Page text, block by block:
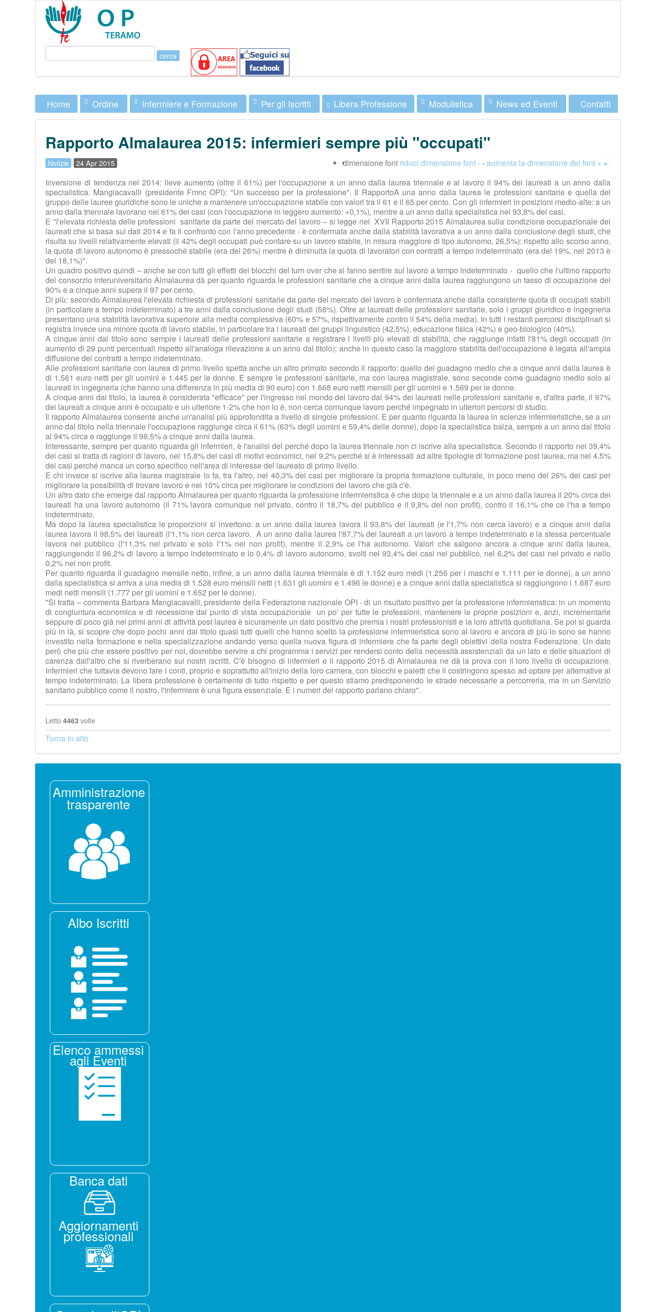
Home Ordine Infermiere e Formazione Per gli Iscritti Libera Professione Modulistica News ed Eventi Contatti
Rapporto Almalaurea 2015: infermieri sempre più "occupati"
Notizie 24 Apr 2015 dimensione font riduci dimensione font --aumenta la dimensione del font + +
Inversione di tendenza nel 2014: lieve aumento (oltre il 61%) per l'occupazione a un anno dalla laurea triennale e al lavoro il 94% dei laureati a un anno dalla
specialistica. Mangiacavalli (presidente Fmnc OPI): "Un successo per la professione". Il RapportoA una anno dalla laurea le professioni sanitarie e quella del
gruppo delle lauree giuridiche sono le uniche a mantenere un'occupazione stabile con valori tra il 61 e il 65 per cento. Con gli infermieri in posizioni medio-alte: a un
anno dalla triennale lavorano nel 61% dei casi (con l'occupazione in leggero aumento: +0,1%), mentre a un anno dalla specialistica nel 93,8% dei casi.
E "l'elevata richiesta delle professioni sanitarie da parte del mercato del lavoro – si legge nel XVII Rapporto 2015 Almalaurea sulla condizione occupazionale dei
laureati che si basa sui dati 2014 e fa il confronto con l'anno precedente - è confermata anche dalla stabilità lavorativa a un anno dalla conclusione degli studi, che
risulta su livelli relativamente elevati (il 42% degli occupati può contare su un lavoro stabile, in misura maggiore di tipo autonomo, 26,5%): rispetto allo scorso anno,
la quota di lavoro autonomo è pressoché stabile (era del 26%) mentre è diminuita la quota di lavoratori con contratti a tempo indeterminato (era del 19%, nel 2013 è
del 18,1%)".
Un quadro positivo quindi – anche se con tutti gli effetti dei blocchi del turn over che si fanno sentire sul lavoro a tempo indeterminato - quello che l'ultimo rapporto
del consorzio interuniversitario Almalaurea dà per quanto riguarda le professioni sanitarie che a cinque anni dalla laurea raggiungono un tasso di occupazione del
90% e a cinque anni supera il 97 per cento.
Di più: secondo Almalaurea l'elevata richiesta di professioni sanitarie da parte del mercato del lavoro è confermata anche dalla consistente quota di occupati stabili
(in particolare a tempo indeterminato) a tre anni dalla conclusione degli studi (58%). Oltre ai laureati delle professioni sanitarie, solo i gruppi giuridico e ingegneria
presentano una stabilità lavorativa superiore alla media complessiva (60% e 57%, rispettivamente contro il 54% della media). In tutti i restanti percorsi disciplinari si
registra invece una minore quota di lavoro stabile, in particolare tra i laureati dei gruppi linguistico (42,5%), educazione fisica (42%) e geo-biologico (40%).
A cinque anni dal titolo sono sempre i laureati delle professioni sanitarie a registrare i livelli più elevati di stabilità, che raggiunge infatti l'81% degli occupati (in
aumento di 29 punti percentuali rispetto all'analoga rilevazione a un anno dal titolo); anche in questo caso la maggiore stabilità dell'occupazione è legata all'ampia
diffusione dei contratti a tempo indeterminato.
Alle professioni sanitarie con laurea di primo livello spetta anche un altro primato secondo il rapporto: quello del guadagno medio che a cinque anni dalla laurea è
di 1.561 euro netti per gli uomini e 1.445 per le donne. E sempre le professioni sanitarie, ma con laurea magistrale, sono seconde come guadagno medio solo ai
laureati in ingegneria (che hanno una differenza in più media di 90 euro) con 1.668 euro netti mensili per gli uomini e 1.569 per le donne.
A cinque anni dal titolo, la laurea è considerata "efficace" per l'ingresso nel mondo del lavoro dal 94% dei laureati nelle professioni sanitarie e, d'altra parte, il 97%
dei laureati a cinque anni è occupato e un ulteriore 1-2% che non lo è, non cerca comunque lavoro perché impegnato in ulteriori percorsi di studio.
Il rapporto Almalaurea consente anche un'analisi più approfondita a livello di singole professioni. E per quanto riguarda la laurea in scienze infermieristiche, se a un
anno dal titolo nella triennale l'occupazione raggiunge circa il 61% (63% degli uomini e 59,4% delle donne), dopo la specialistica balza, sempre a un anno dal titolo
al 94% circa e raggiunge il 98,5% a cinque anni dalla laurea.
Interessante, sempre per quanto riguarda gli infermieri, è l'analisi del perché dopo la laurea triennale non ci iscrive alla specialistica. Secondo il rapporto nel 39,4%
dei casi si tratta di ragioni di lavoro, nel 15,8% dei casi di motivi economici, nel 9,2% perché si è interessati ad altre tipologie di formazione post laurea, ma nel 4,5%
dei casi perché manca un corso specifico nell'area di interesse del laureato di primo livello.
E chi invece si iscrive alla laurea magistrale lo fa, tra l'altro, nel 40,3% dei casi per migliorare la propria formazione culturale, in poco meno del 26% dei casi per
migliorare la possibilità di trovare lavoro e nel 10% circa per migliorare le condizioni del lavoro che già c'è.
Un altro dato che emerge dal rapporto Almalaurea per quanto riguarda la professione infermieristica è che dopo la triennale e a un anno dalla laurea il 20% circa dei
laureati ha una lavoro autonomo (il 71% lavora comunque nel privato, contro il 18,7% del pubblico e il 9,8% del non profit), contro il 16,1% che ce l'ha a tempo
indeterminato.
Ma dopo la laurea specialistica le proporzioni si invertono: a un anno dalla laurea lavora il 93,8% dei laureati (e l'1,7% non cerca lavoro) e a cinque anni dalla
laurea lavora il 98,5% dei laureati (l'1,1% non cerca lavoro. A un anno dalla laurea l'87,7% dei laureati a un lavoro a tempo indeterminato e la stessa percentuale
lavora nel pubblico (l'11,3% nel privato e solo l'1% nel non profit), mentre il 2,9% ce l'ha autonomo. Valori che salgono ancora a cinque anni dalla laurea,
raggiungendo il 96,2% di lavoro a tempo indeterminato e lo 0,4% di lavoro autonomo, svolti nel 93,4% dei casi nel pubblico, nel 6,2% dei casi nel privato e nello
0,2% nel non profit.
Per quanto riguarda il guadagno mensile netto, infine, a un anno dalla laurea triennale è di 1.152 euro medi (1.256 per i maschi e 1.111 per le donne), a un anno
dalla specialistica si arriva a una media di 1.528 euro mensili netti (1.631 gli uomini e 1.496 le donne) e a cinque anni dalla specialistica si raggiungono i 1.687 euro
medi netti mensili (1.777 per gli uomini e 1.652 per le donne).
"Si tratta – commenta Barbara Mangiacavalli, presidente della Federazione nazionale OPI - di un risultato positivo per la professione infermieristica: in un momento
di congiuntura economica e di recessione dal punto di vista occupazionale un po' per tutte le professioni, mantenere le proprie posizioni e, anzi, incrementarle
seppure di poco già nei primi anni di attività post laurea è sicuramente un dato positivo che premia i nostri professionisti e la loro attività quotidiana. Se poi si guarda
più in là, si scopre che dopo pochi anni dal titolo quasi tutti quelli che hanno scelto la professione infermieristica sono al lavoro e ancora di più lo sono se hanno
investito nella formazione e nella specializzazione andando verso quella nuova figura di infermiere che fa parte degli obiettivi della nostra Federazione. Un dato
però che più che essere positivo per noi, dovrebbe servire a chi programma i servizi per rendersi conto della necessità assistenziali da un lato e delle situazioni di
carenza dall'altro che si riverberano sui nostri iscritti. C'è bisogno di infermieri e il rapporto 2015 di Almalaurea ne dà la prova con il loro livello di occupazione.
Infermieri che tuttavia devono fare i conti, proprio e soprattutto all'inizio della loro carriera, con blocchi e paletti che li costringono spesso ad optare per alternative al
tempo indeterminato. La libera professione è certamente di tutto rispetto e per questo stiamo predisponendo le strade necessarie a percorrerla, ma in un Servizio
sanitario pubblico come il nostro, l'infermiere è una figura essenziale. E i numeri del rapporto parlano chiaro".
Letto 4463 volte
Torna in alto
Amministrazione
trasparente
Albo Iscritti
Elenco ammessi
agli Eventi
Banca dati
Aggiornamenti
professionali